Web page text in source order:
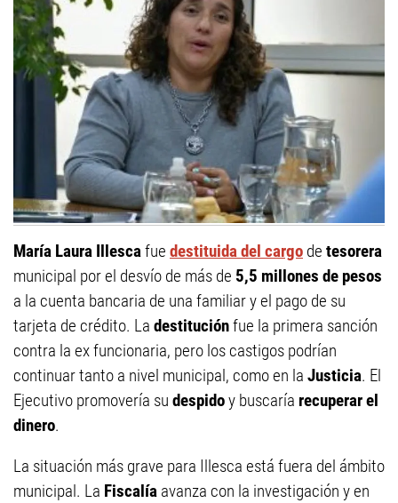
María Laura Illescafue destituida del cargo de tesorera
municipal por el desvío de más de 5,5 millones de pesos
a la cuenta bancaria de una familiar y el pago de su
tarjeta de crédito. La destituciónfue la primera sanción
contra la ex funcionaria, pero los castigos podrían
continuar tanto a nivel municipal, como en la Justicia. El
Ejecutivo promovería su despidoy buscaría recuperar el
dinero.
La situación más grave para Illesca está fuera del ámbito
municipal. La Fiscalía avanza con la investigación y en